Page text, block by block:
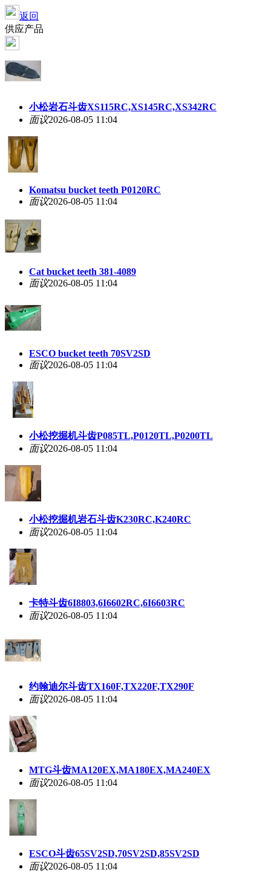
返回
供应产品
小松岩石斗齿XS115RC,XS145RC,XS342RC
面议2026-08-05 11:04
Komatsu bucket teeth P0120RC
面议2026-08-05 11:04
Cat bucket teeth 381-4089
面议2026-08-05 11:04
ESCO bucket teeth 70SV2SD
面议2026-08-05 11:04
小松挖掘机斗齿P085TL,P0120TL,P0200TL
面议2026-08-05 11:04
小松挖掘机岩石斗齿K230RC,K240RC
面议2026-08-05 11:04
卡特斗齿6I8803,6I6602RC,6I6603RC
面议2026-08-05 11:04
约翰迪尔斗齿TX160F,TX220F,TX290F
面议2026-08-05 11:04
MTG斗齿MA120EX,MA180EX,MA240EX
面议2026-08-05 11:04
ESCO斗齿65SV2SD,70SV2SD,85SV2SD
面议2026-08-05 11:04